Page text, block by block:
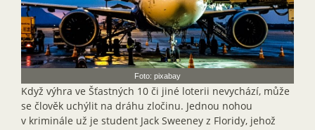
Foto: pixabay
Když výhra ve Šťastných 10 či jiné loterii nevychází, může
se člověk uchýlit na dráhu zločinu. Jednou nohou
v kriminále už je student Jack Sweeney z Floridy, jehož